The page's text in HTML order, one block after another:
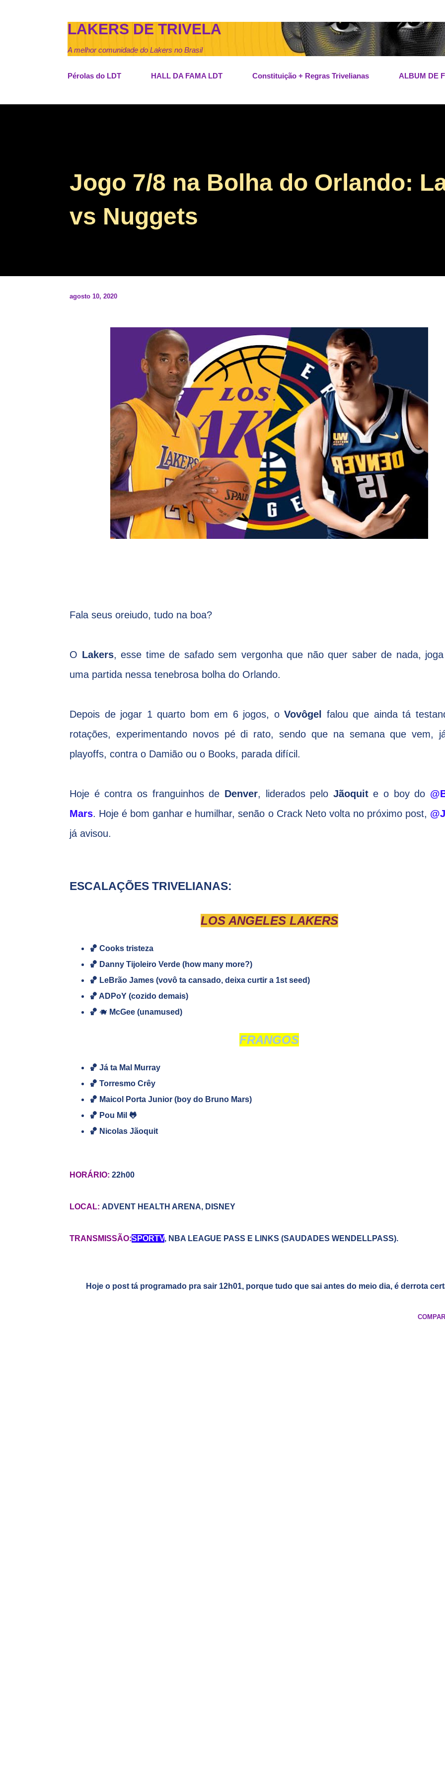
LAKERS DE TRIVELA
A melhor comunidade do Lakers no Brasil
Pérolas do LDT HALL DA FAMA LDT Constituição + Regras Trivelianas ALBUM DE
Jogo 7/8 na Bolha do Orlando:
vs Nuggets
agosto 10, 2020
Fala seus oreiudo, tudo na boa?
O Lakers, esse time de safado sem vergonha que não quer saber de nada,
uma partida nessa tenebrosa bolha do Orlando.
Depois de jogar 1 quarto bom em 6 jogos, o Vovôgel falou que ainda tá
rotações, experimentando novos pé di rato, sendo que na semana que vem,
playoffs, contra o Damião ou o Books, parada difícil.
Hoje é contra os franguinhos de Denver, liderados pelo Jãoquite o boy do
Mars. Hoje é bom ganhar e humilhar, senão o Crack Neto volta no próximo post,
já avisou.
ESCALAÇÕES TRIVELIANAS:
LOS ANGELES LAKERS
🏀 Cooks tristeza
🏀 Danny Tijoleiro Verde (how many more?)
🏀 LeBrão James (vovô ta cansado, deixa curtir a 1st seed)
🏀 ADPoY (cozido demais)
🏀 🐗 McGee (unamused)
FRANGOS
🏀 Já ta Mal Murray
🏀 Torresmo Crêy
🏀 Maicol Porta Junior (boy do Bruno Mars)
🏀 Pou Mil 🐸
🏀 Nicolas Jãoquit
HORÁRIO: 22h00
LOCAL: ADVENT HEALTH ARENA, DISNEY
TRANSMISSÃO:SPORTV, NBA LEAGUE PASS E LINKS (SAUDADES WENDELLPASS).
Hoje o post tá programado pra sair 12h01, porque tudo que sai antes do meio dia, é derrota